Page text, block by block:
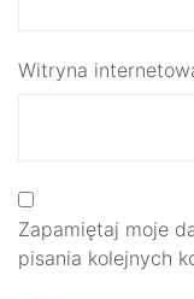
Witryna
Zapamiętaj moje
pisania kolejnych